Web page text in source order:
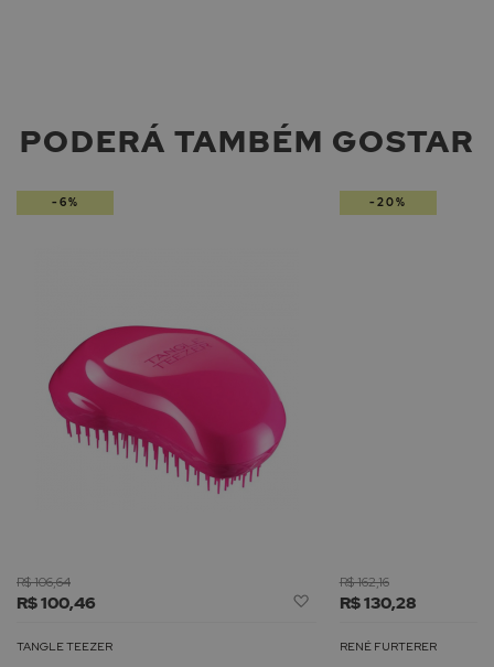
PODERÁ TAMBÉM GOSTAR
R$ 100,46
R$ 106,64
Adicionar
Lista
TANGLE TEEZER
-6%
R$ 130,28
R$ 162,16
RENÉ FURTERER
-20%